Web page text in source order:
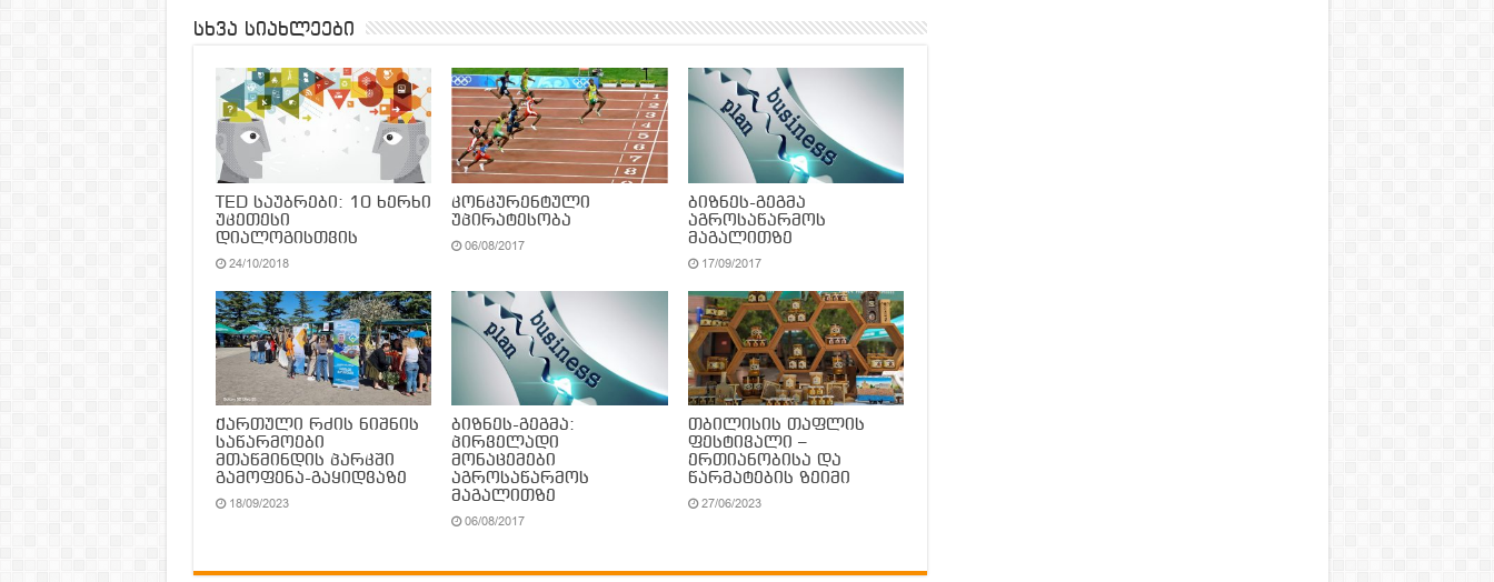
სხვა სიახლეები
TED საუბრები: 10 ხერხი
უკეთესი
დიალოგისთვის
24/10/2018
კონკურენტული
უპირატესობა
06/08/2017
ბიზნეს-გეგმა
აგროსაწარმოს
მაგალითზე
17/09/2017
ქართული რძის ნიშნის
საწარმოები
მთაწმინდის პარკში
გამოფენა-გაყიდვაზე
18/09/2023
ბიზნეს-გეგმა:
პირველადი
მონაცემები
აგროსაწარმოს
მაგალითზე
06/08/2017
თბილისის თაფლის
ფესტივალი –
ერთიანობისა და
წარმატების ზეიმი
27/06/2023